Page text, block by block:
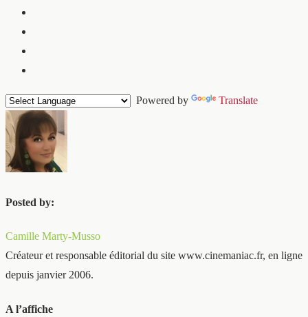
Powered by Translate
Posted by:
Camille Marty-Musso
Créateur et responsable éditorial du site www.cinemaniac.fr, en ligne
depuis janvier 2006.
A l’affiche